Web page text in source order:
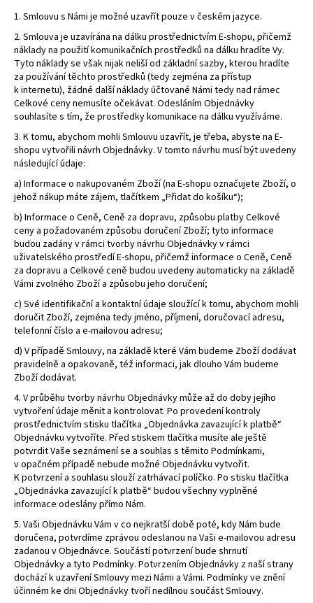
1. Smlouvu s Námi je možné uzavřít pouze v českém jazyce.
2. Smlouva je uzavírána na dálku prostřednictvím E-shopu, přičemž
náklady na použití komunikačních prostředků na dálku hradíte Vy.
Tyto náklady se však nijak neliší od základní sazby, kterou hradíte
za používání těchto prostředků (tedy zejména za přístup
k internetu), žádné další náklady účtované Námi tedy nad rámec
Celkové ceny nemusíte očekávat. Odesláním Objednávky
souhlasíte s tím, že prostředky komunikace na dálku využíváme.
3. K tomu, abychom mohli Smlouvu uzavřít, je třeba, abyste na E-
shopu vytvořili návrh Objednávky. V tomto návrhu musí být uvedeny
následující údaje:
a) Informace o nakupovaném Zboží (na E-shopu označujete Zboží, o
jehož nákup máte zájem, tlačítkem „Přidat do košíku“);
b) Informace o Ceně, Ceně za dopravu, způsobu platby Celkové
ceny a požadovaném způsobu doručení Zboží; tyto informace
budou zadány v rámci tvorby návrhu Objednávky v rámci
uživatelského prostředí E-shopu, přičemž informace o Ceně, Ceně
za dopravu a Celkové ceně budou uvedeny automaticky na základě
Vámi zvolného Zboží a způsobu jeho doručení;
c) Své identifikační a kontaktní údaje sloužící k tomu, abychom mohli
doručit Zboží, zejména tedy jméno, příjmení, doručovací adresu,
telefonní číslo a e-mailovou adresu;
d) V případě Smlouvy, na základě které Vám budeme Zboží dodávat
pravidelně a opakovaně, též informaci, jak dlouho Vám budeme
Zboží dodávat.
4. V průběhu tvorby návrhu Objednávky může až do doby jejího
vytvoření údaje měnit a kontrolovat. Po provedení kontroly
prostřednictvím stisku tlačítka „Objednávka zavazující k platbě“
Objednávku vytvoříte. Před stiskem tlačítka musíte ale ještě
potvrdit Vaše seznámení se a souhlas s těmito Podmínkami,
v opačném případě nebude možné Objednávku vytvořit.
K potvrzení a souhlasu slouží zatrhávací políčko. Po stisku tlačítka
„Objednávka zavazující k platbě“ budou všechny vyplněné
informace odeslány přímo Nám.
5. Vaši Objednávku Vám v co nejkratší době poté, kdy Nám bude
doručena, potvrdíme zprávou odeslanou na Vaši e-mailovou adresu
zadanou v Objednávce. Součástí potvrzení bude shrnutí
Objednávky a tyto Podmínky. Potvrzením Objednávky z naší strany
dochází k uzavření Smlouvy mezi Námi a Vámi. Podmínky ve znění
účinném ke dni Objednávky tvoří nedílnou součást Smlouvy.